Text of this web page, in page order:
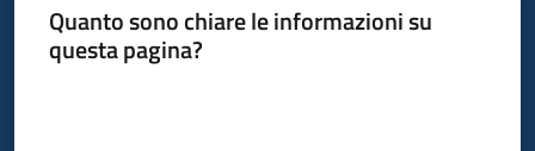
locali
Quanto sono chiare le informazioni su
questa pagina?